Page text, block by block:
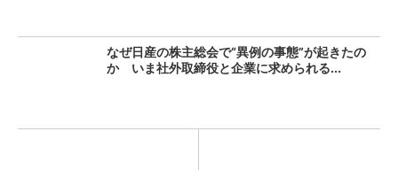
なぜ日産の株主総会で“異例の事態”が起きたの
か いま社外取締役と企業に求められる...